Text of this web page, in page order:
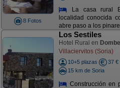
8 Fotos
La casa rural
localidad conocida
abre paso a los
Los Sestiles
Hotel Rural en
Villaciervitos (Soria)
10+5 plazas
37 €
15 km de Soria
Construcción en